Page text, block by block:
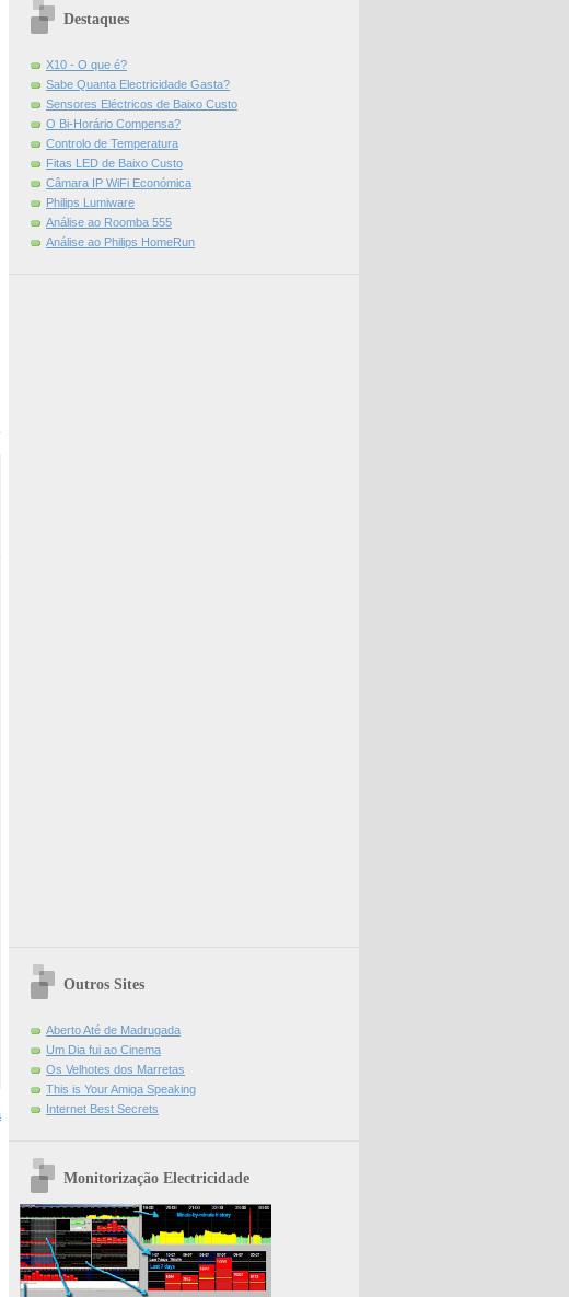
Destaques
X10 - O que é?
Sabe Quanta Electricidade Gasta?
Sensores Eléctricos de Baixo Custo
O Bi-Horário Compensa?
Controlo de Temperatura
Fitas LED de Baixo Custo
Câmara IP WiFi Económica
Philips Lumiware
Análise ao Roomba 555
Análise ao Philips HomeRun
Outros Sites
Aberto Até de Madrugada
Um Dia fui ao Cinema
Os Velhotes dos Marretas
This is Your Amiga Speaking
Internet Best Secrets
Monitorização Electricidade